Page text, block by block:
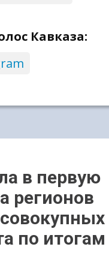
Кавказа:
в первую
регионов
по итогам